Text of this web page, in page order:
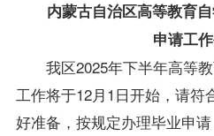
内蒙古自治区高等教育
申请工
我区2025年下半年高等
工作将于12月1日开始，请符
好准备，按规定办理毕业申